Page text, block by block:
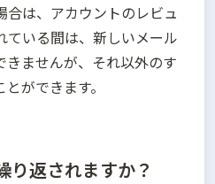
合は、アカウントのレビュ
ている間は、新しいメール
きませんが、それ以外のす
ができます。
り返されますか？